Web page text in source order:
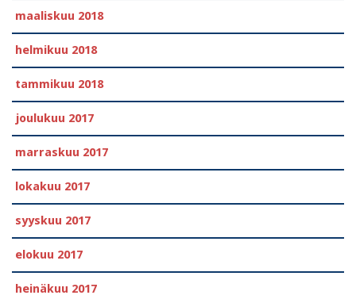
maaliskuu 2018
helmikuu 2018
tammikuu 2018
joulukuu 2017
marraskuu 2017
lokakuu 2017
syyskuu 2017
elokuu 2017
heinäkuu 2017